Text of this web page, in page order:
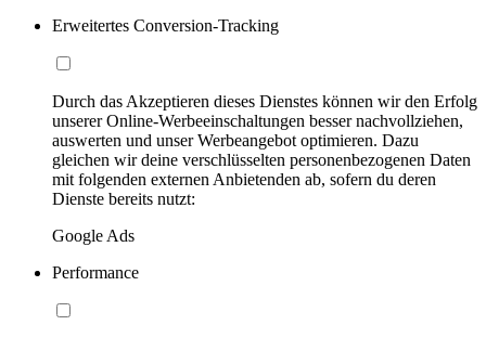
Erweitertes Conversion-Tracking
Durch das Akzeptieren dieses Dienstes können wir den Erfolg
unserer Online-Werbeeinschaltungen besser nachvollziehen,
auswerten und unser Werbeangebot optimieren. Dazu
gleichen wir deine verschlüsselten personenbezogenen Daten
mit folgenden externen Anbietenden ab, sofern du deren
Dienste bereits nutzt:
Google Ads
Performance